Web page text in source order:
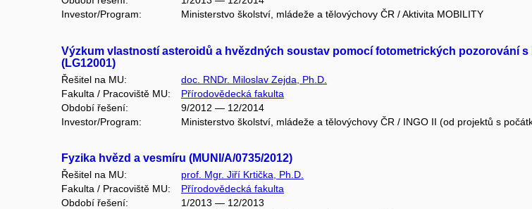
Investor/Program:
Ministerstvo školství, mládeže a tělovýchovy ČR / Aktivita MOBILITY
Výzkum vlastností asteroidů a hvězdných soustav pomocí fotometrických pozorování
(LG12001)
Řešitel na MU:
doc. RNDr. Miloslav Zejda, Ph.D.
Fakulta / Pracoviště MU:
Přírodovědecká fakulta
Období řešení:
9/2012 — 12/2014
Investor/Program:
Ministerstvo školství, mládeže a tělovýchovy ČR / INGO II (od projektů s
Fyzika hvězd a vesmíru (MUNI/A/0735/2012)
Řešitel na MU:
prof. Mgr. Jiří Krtička, Ph.D.
Fakulta / Pracoviště MU:
Přírodovědecká fakulta
Období řešení:
1/2013 — 12/2013